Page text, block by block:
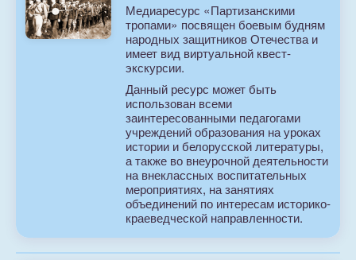
Медиаресурс «Партизанскими
тропами» посвящен боевым будням
народных защитников Отечества и
имеет вид виртуальной квест-
экскурсии.
Данный ресурс может быть
использован всеми
заинтересованными педагогами
учреждений образования на уроках
истории и белорусской литературы,
а также во внеурочной деятельности
на внеклассных воспитательных
мероприятиях, на занятиях
объединений по интересам историко-
краеведческой направленности.